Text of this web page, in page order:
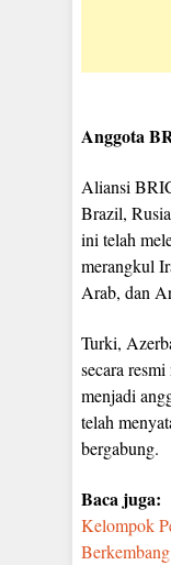
Anggota
Aliansi
Brazil,
ini telah
merangkul
Arab, dan
Turki,
secara
menjadi
telah
bergabung.
Baca juga:
Kelompok